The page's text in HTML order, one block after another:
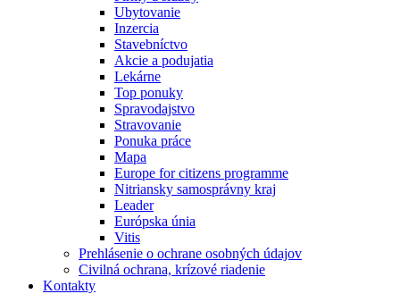
Ubytovanie
Inzercia
Stavebníctvo
Akcie a podujatia
Lekárne
Top ponuky
Spravodajstvo
Stravovanie
Ponuka práce
Mapa
Europe for citizens programme
Nitriansky samosprávny kraj
Leader
Európska únia
Vitis
Prehlásenie o ochrane osobných údajov
Civilná ochrana, krízové riadenie
Kontakty